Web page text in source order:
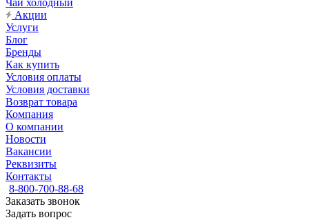
Чай холодный
Акции
Услуги
Блог
Бренды
Как купить
Условия оплаты
Условия доставки
Возврат товара
Компания
О компании
Новости
Вакансии
Реквизиты
Контакты
8-800-700-88-68
Заказать звонок
Задать вопрос